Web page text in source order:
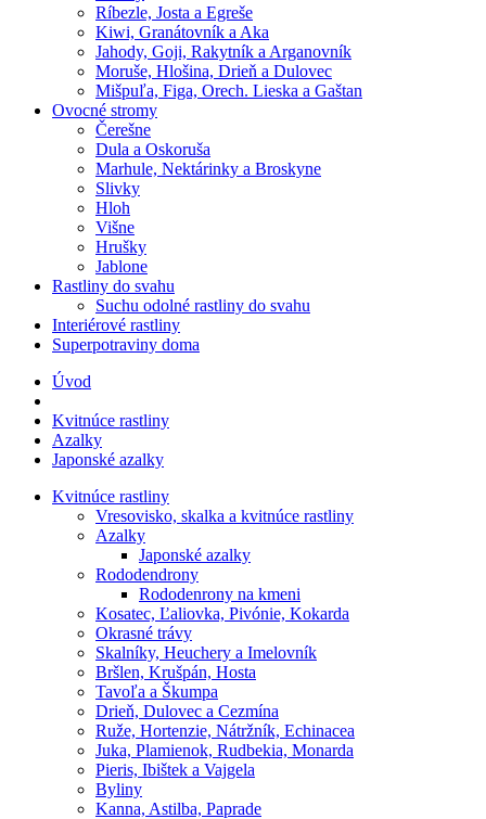
Ríbezle, Josta a Egreše
Kiwi, Granátovník a Aka
Jahody, Goji, Rakytník a Arganovník
Moruše, Hlošina, Drieň a Dulovec
Mišpuľa, Figa, Orech. Lieska a Gaštan
Ovocné stromy
Čerešne
Dula a Oskoruša
Marhule, Nektárinky a Broskyne
Slivky
Hloh
Višne
Hrušky
Jablone
Rastliny do svahu
Suchu odolné rastliny do svahu
Interiérové rastliny
Superpotraviny doma
Úvod
Kvitnúce rastliny
Azalky
Japonské azalky
Kvitnúce rastliny
Vresovisko, skalka a kvitnúce rastliny
Azalky
Japonské azalky
Rododendrony
Rododenrony na kmeni
Kosatec, Ľaliovka, Pivónie, Kokarda
Okrasné trávy
Skalníky, Heuchery a Imelovník
Bršlen, Krušpán, Hosta
Tavoľa a Škumpa
Drieň, Dulovec a Cezmína
Ruže, Hortenzie, Nátržník, Echinacea
Juka, Plamienok, Rudbekia, Monarda
Pieris, Ibištek a Vajgela
Byliny
Kanna, Astilba, Paprade